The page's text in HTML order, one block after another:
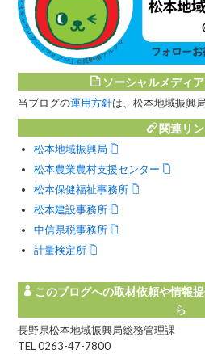
ソーシャルメディ
当ブログの運用方針は、松本地域振興
関連リン
松本地域振興局
松本農業農村支援センター
松本保健福祉事務所
松本建設事務所
中信県税事務所
計量検定所
このブログへの取材依頼や情報
ら
長野県松本地域振興局総務管理課
TEL 0263-47-7800